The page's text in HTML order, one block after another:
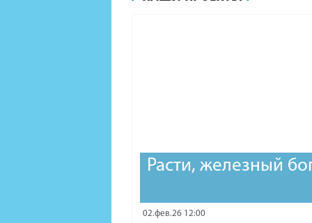
Расти, железный
02.фев.26 12:00